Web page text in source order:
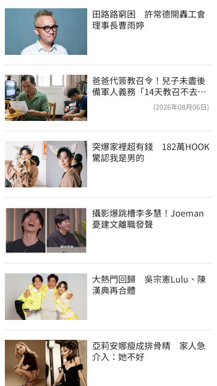
田路路窮困　許常德開轟工會
理事長曹雨婷
爸爸代簽教召令！兒子未盡後
備軍人義務「14天教召不去」
(2026年08月06日)
突爆家裡超有錢　182萬HOOK
驚認我是男的
攝影爆跳槽李多慧！Joeman
憂建文離職發聲
大熱門回歸　吳宗憲Lulu、陳
漢典再合體
亞莉安娜瘦成排骨精　家人急
介入：她不好